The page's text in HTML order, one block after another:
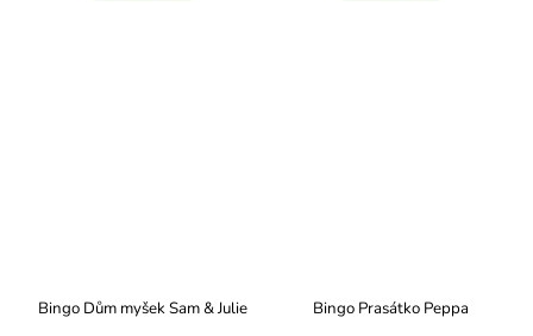
Bingo Dům myšek Sam & Julie Bingo Prasátko Peppa